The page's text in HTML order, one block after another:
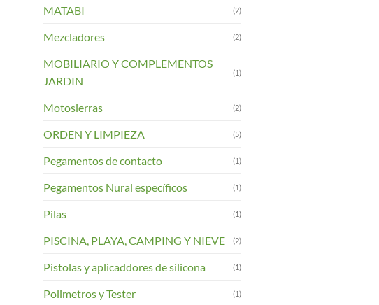
MATABI (2)
Mezcladores (2)
MOBILIARIO Y COMPLEMENTOS
JARDIN
(1)
Motosierras (2)
ORDEN Y LIMPIEZA (5)
Pegamentos de contacto (1)
Pegamentos Nural específicos (1)
Pilas (1)
PISCINA, PLAYA, CAMPING Y NIEVE (2)
Pistolas y aplicaddores de silicona (1)
Polimetros y Tester (1)